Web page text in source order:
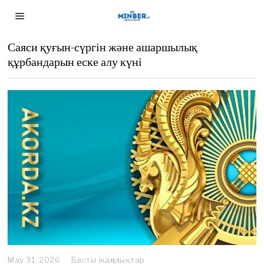
Саяси қуғын-сүргін және ашаршылық
құрбандарын еске алу күні
May 31, 2026 Басты жаңалықтар